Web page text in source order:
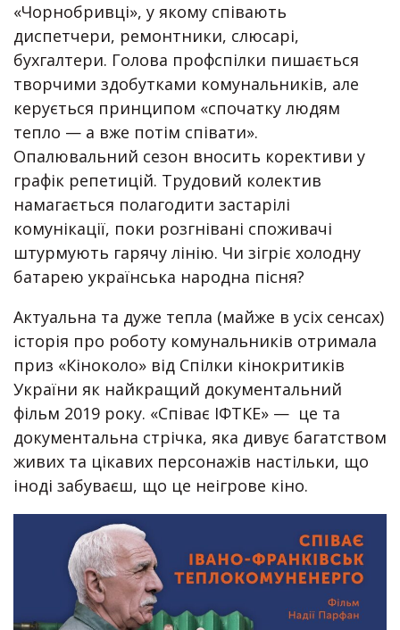
«Чорнобривці», у якому співають
диспетчери, ремонтники, слюсарі,
бухгалтери. Голова профспілки пишається
творчими здобутками комунальників, але
керується принципом «спочатку людям
тепло — а вже потім співати».
Опалювальний сезон вносить корективи у
графік репетицій. Трудовий колектив
намагається полагодити застарілі
комунікації, поки розгнівані споживачі
штурмують гарячу лінію. Чи зігріє холодну
батарею українська народна пісня?
Актуальна та дуже тепла (майже в усіх сенсах)
історія про роботу комунальників отримала
приз «Кіноколо» від Спілки кінокритиків
України як найкращий документальний
фільм 2019 року. «Співає ІФТКЕ» — це та
документальна стрічка, яка дивує багатством
живих та цікавих персонажів настільки, що
іноді забуваєш, що це неігрове кіно.